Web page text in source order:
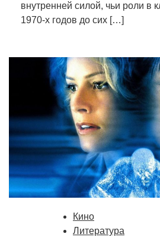
внутренней силой, чьи роли в
1970-х годов до сих […]
Кино
Литература